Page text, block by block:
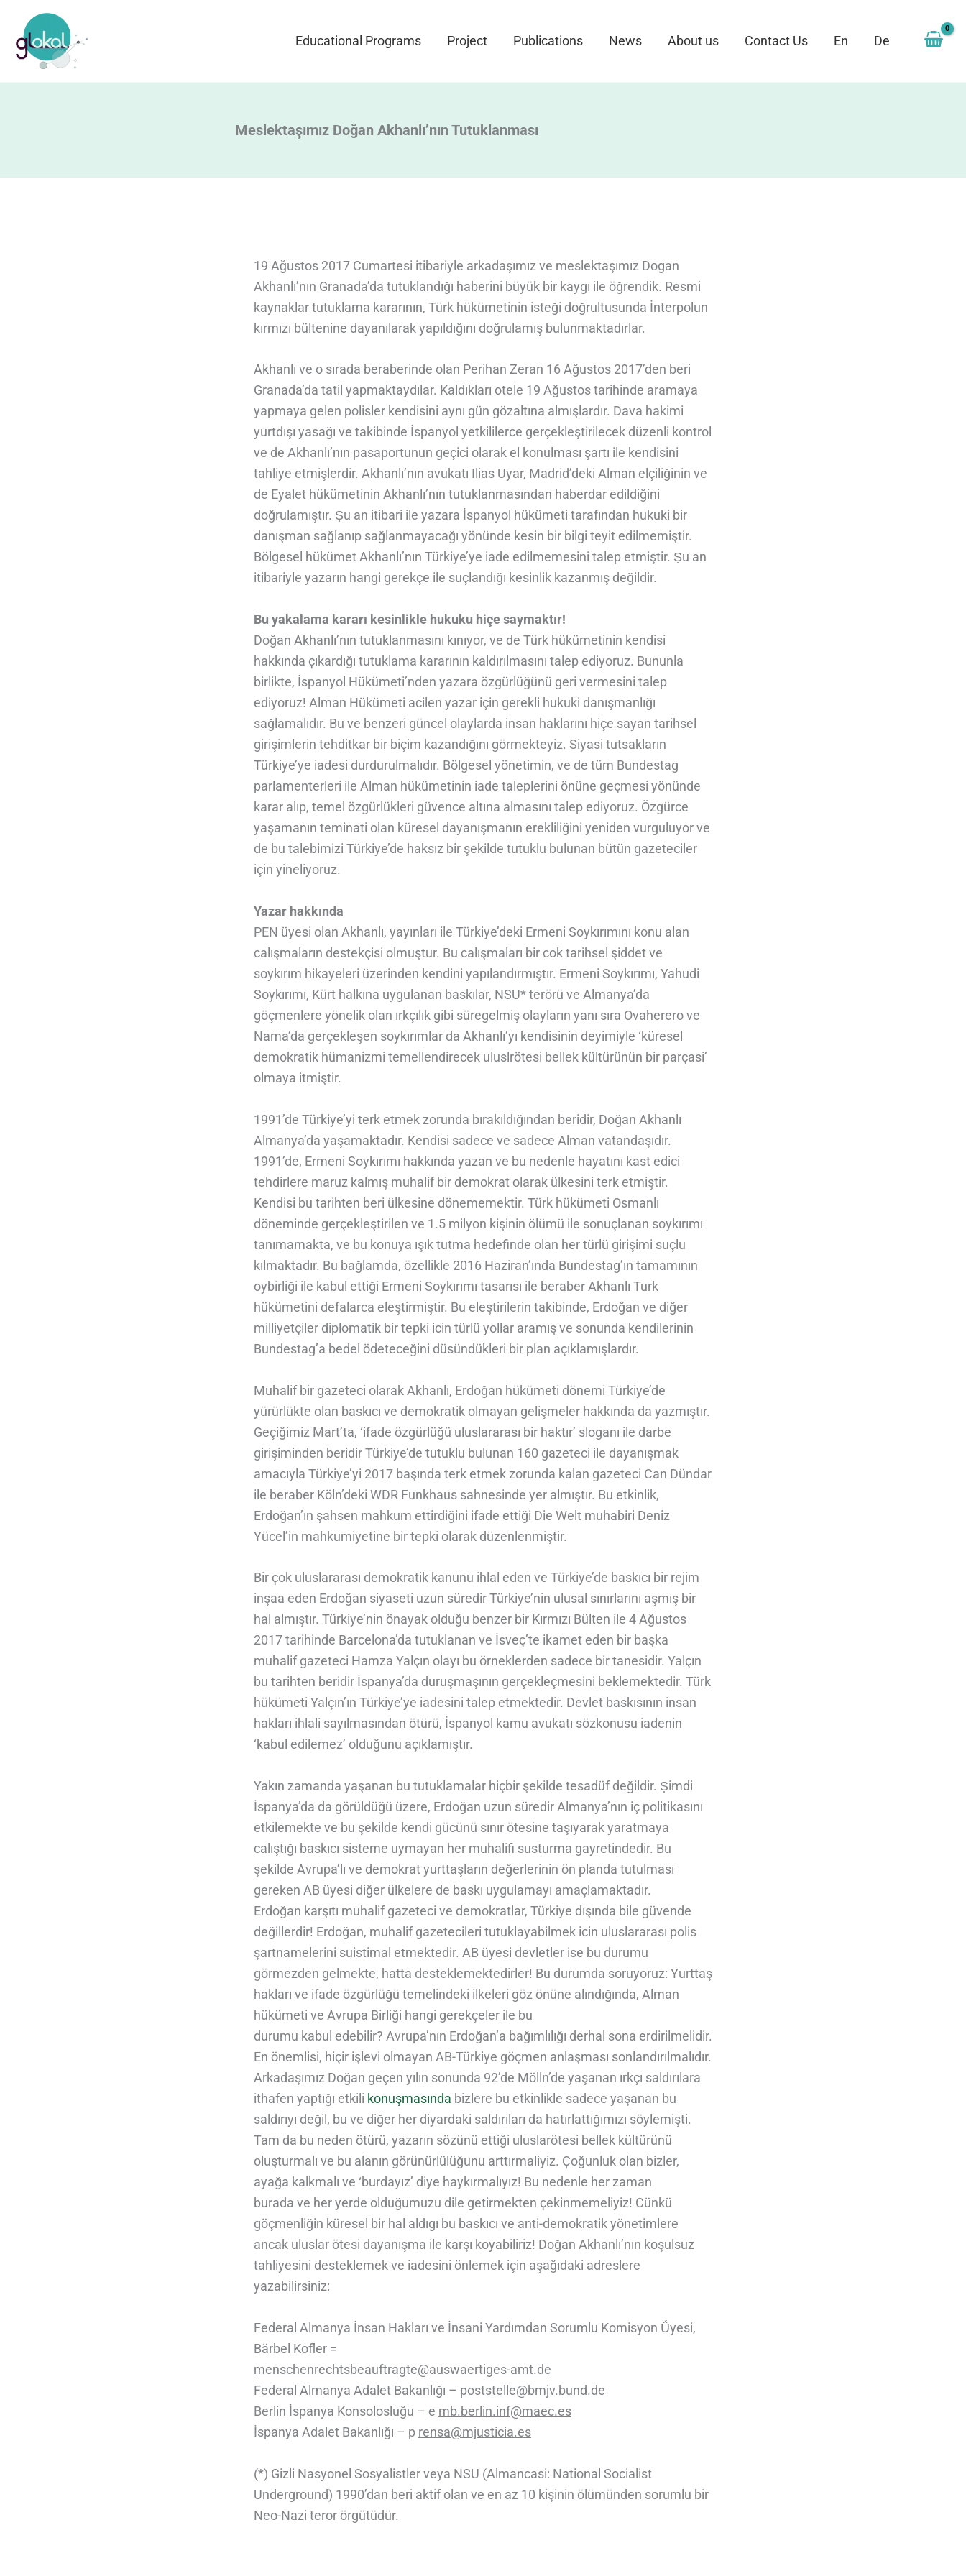
content
Educational Programs Project Publications News About us Contact Us En De
Meslektaşımız Doğan Akhanlı’nın Tutuklanması
19 Aǧustos 2017 Cumartesi itibariyle arkadaşımız ve meslektaşımız Dogan
Akhanlı’nın Granada’da tutuklandığı haberini büyük bir kaygı ile öğrendik. Resmi
kaynaklar tutuklama kararının, Türk hükümetinin isteği doğrultusunda İnterpolun
kırmızı bültenine dayanılarak yapıldığını doğrulamış bulunmaktadırlar.
Akhanlı ve o sırada beraberinde olan Perihan Zeran 16 Ağustos 2017’den beri
Granada’da tatil yapmaktaydılar. Kaldıkları otele 19 Ağustos tarihinde aramaya
yapmaya gelen polisler kendisini aynı gün gözaltına almışlardır. Dava hakimi
yurtdışı yasağı ve takibinde İspanyol yetkililerce gerçekleştirilecek düzenli kontrol
ve de Akhanlı’nın pasaportunun geçici olarak el konulması şartı ile kendisini
tahliye etmişlerdir. Akhanlı’nın avukatı Ilias Uyar, Madrid’deki Alman elçiliğinin ve
de Eyalet hükümetinin Akhanlı’nın tutuklanmasından haberdar edildiğini
doğrulamıştır. Ṣu an itibari ile yazara İspanyol hükümeti tarafından hukuki bir
danışman sağlanıp sağlanmayacağı yönünde kesin bir bilgi teyit edilmemiştir.
Bölgesel hükümet Akhanlı’nın Türkiye’ye iade edilmemesini talep etmiştir. Ṣu an
itibariyle yazarın hangi gerekçe ile suçlandığı kesinlik kazanmış değildir.
Bu yakalama kararı kesinlikle hukuku hiçe saymaktır!
Doğan Akhanlı’nın tutuklanmasını kınıyor, ve de Türk hükümetinin kendisi
hakkında ҫıkardığı tutuklama kararının kaldırılmasını talep ediyoruz. Bununla
birlikte, İspanyol Hükümeti’nden yazara özgürlüğünü geri vermesini talep
ediyoruz! Alman Hükümeti acilen yazar için gerekli hukuki danışmanlığı
sağlamalıdır. Bu ve benzeri güncel olaylarda insan haklarını hiçe sayan tarihsel
girişimlerin tehditkar bir biçim kazandığını görmekteyiz. Siyasi tutsakların
Türkiye’ye iadesi durdurulmalıdır. Bölgesel yönetimin, ve de tüm Bundestag
parlamenterleri ile Alman hükümetinin iade taleplerini önüne geçmesi yönünde
karar alıp, temel özgürlükleri güvence altına almasını talep ediyoruz. Özgürce
yaşamanın teminati olan küresel dayanışmanın erekliliğini yeniden vurguluyor ve
de bu talebimizi Türkiye’de haksız bir şekilde tutuklu bulunan bütün gazeteciler
için yineliyoruz.
Yazar hakkında
PEN üyesi olan Akhanlı, yayınları ile Türkiye’deki Ermeni Soykırımını konu alan
calışmaların destekçisi olmuştur. Bu calışmaları bir cok tarihsel şiddet ve
soykırım hikayeleri üzerinden kendini yapılandırmıştır. Ermeni Soykırımı, Yahudi
Soykırımı, Kürt halkına uygulanan baskılar, NSU* terörü ve Almanya’da
göçmenlere yönelik olan ırkçılık gibi süregelmiş olayların yanı sıra Ovaherero ve
Nama’da gerçekleşen soykırımlar da Akhanlı’yı kendisinin deyimiyle ‘küresel
demokratik hümanizmi temellendirecek uluslrötesi bellek kültürünün bir parçasi’
olmaya itmiştir.
1991’de Türkiye’yi terk etmek zorunda bırakıldığından beridir, Doğan Akhanlı
Almanya’da yaşamaktadır. Kendisi sadece ve sadece Alman vatandaşıdır.
1991’de, Ermeni Soykırımı hakkında yazan ve bu nedenle hayatını kast edici
tehdirlere maruz kalmış muhalif bir demokrat olarak ülkesini terk etmiştir.
Kendisi bu tarihten beri ülkesine dönememektir. Türk hükümeti Osmanlı
döneminde gerçekleştirilen ve 1.5 milyon kişinin ölümü ile sonuçlanan soykırımı
tanımamakta, ve bu konuya ışık tutma hedefinde olan her türlü girişimi suçlu
kılmaktadır. Bu bağlamda, özellikle 2016 Haziran’ında Bundestag’ın tamamının
oybirliği ile kabul ettiği Ermeni Soykırımı tasarısı ile beraber Akhanlı Turk
hükümetini defalarca eleştirmiştir. Bu eleştirilerin takibinde, Erdoğan ve diğer
milliyetçiler diplomatik bir tepki icin türlü yollar aramış ve sonunda kendilerinin
Bundestag’a bedel ödeteceğini düsündükleri bir plan açıklamışlardır.
Muhalif bir gazeteci olarak Akhanlı, Erdoğan hükümeti dönemi Türkiye’de
yürürlükte olan baskıcı ve demokratik olmayan gelişmeler hakkında da yazmıştır.
Geçiğimiz Mart’ta, ‘ifade özgürlüğü uluslararası bir haktır’ sloganı ile darbe
girişiminden beridir Türkiye’de tutuklu bulunan 160 gazeteci ile dayanışmak
amacıyla Türkiye’yi 2017 başında terk etmek zorunda kalan gazeteci Can Dündar
ile beraber Köln’deki WDR Funkhaus sahnesinde yer almıştır. Bu etkinlik,
Erdoğan’ın şahsen mahkum ettirdiğini ifade ettiği Die Welt muhabiri Deniz
Yücel’in mahkumiyetine bir tepki olarak düzenlenmiştir.
Bir ҫok uluslararası demokratik kanunu ihlal eden ve Türkiye’de baskıcı bir rejim
inşaa eden Erdoğan siyaseti uzun süredir Türkiye’nin ulusal sınırlarını aşmış bir
hal almıştır. Türkiye’nin önayak olduğu benzer bir Kırmızı Bülten ile 4 Ağustos
2017 tarihinde Barcelona’da tutuklanan ve İsveç’te ikamet eden bir başka
muhalif gazeteci Hamza Yalçın olayı bu örneklerden sadece bir tanesidir. Yalçın
bu tarihten beridir İspanya’da duruşmaşının gerçekleçmesini beklemektedir. Türk
hükümeti Yalçın’ın Türkiye’ye iadesini talep etmektedir. Devlet baskısının insan
hakları ihlali sayılmasından ötürü, İspanyol kamu avukatı sözkonusu iadenin
‘kabul edilemez’ olduğunu açıklamıştır.
Yakın zamanda yaşanan bu tutuklamalar hiçbir şekilde tesadüf değildir. Ṣimdi
İspanya’da da görüldüğü üzere, Erdoğan uzun süredir Almanya’nın iç politikasını
etkilemekte ve bu şekilde kendi gücünü sınır ötesine taşıyarak yaratmaya
calıştığı baskıcı sisteme uymayan her muhalifi susturma gayretindedir. Bu
şekilde Avrupa’lı ve demokrat yurttaşların değerlerinin ön planda tutulması
gereken AB üyesi diğer ülkelere de baskı uygulamayı amaçlamaktadır.
Erdoğan karşıtı muhalif gazeteci ve demokratlar, Türkiye dışında bile güvende
değillerdir! Erdoğan, muhalif gazetecileri tutuklayabilmek icin uluslararası polis
şartnamelerini suistimal etmektedir. AB üyesi devletler ise bu durumu
görmezden gelmekte, hatta desteklemektedirler! Bu durumda soruyoruz: Yurttaş
hakları ve ifade özgürlüğü temelindeki ilkeleri göz önüne alındığında, Alman
hükümeti ve Avrupa Birliği hangi gerekçeler ile bu
durumu kabul edebilir? Avrupa’nın Erdoğan’a bağımlılığı derhal sona erdirilmelidir.
En önemlisi, hiçir işlevi olmayan AB-Türkiye göçmen anlaşması sonlandırılmalıdır.
Arkadaşımız Doğan geçen yılın sonunda 92’de Mölln’de yaşanan ırkçı saldırılara
ithafen yaptığı etkili konuşmasında bizlere bu etkinlikle sadece yaşanan bu
saldırıyı değil, bu ve diğer her diyardaki saldırıları da hatırlattığımızı söylemişti.
Tam da bu neden ötürü, yazarın sözünü ettiği uluslarötesi bellek kültürünü
oluşturmalı ve bu alanın görünürlülüğunu arttırmaliyiz. Ҫoğunluk olan bizler,
ayağa kalkmalı ve ‘burdayız’ diye haykırmalıyız! Bu nedenle her zaman
burada ve her yerde olduğumuzu dile getirmekten ҫekinmemeliyiz! Cünkü
göçmenliğin küresel bir hal aldıgı bu baskıcı ve anti-demokratik yönetimlere
ancak uluslar ötesi dayanışma ile karşı koyabiliriz! Doğan Akhanlı’nın koşulsuz
tahliyesini desteklemek ve iadesini önlemek için aşağıdaki adreslere
yazabilirsiniz:
Federal Almanya İnsan Hakları ve İnsani Yardımdan Sorumlu Komisyon Ǘyesi,
Bärbel Kofler =
menschenrechtsbeauftragte@auswaertiges-amt.de
Federal Almanya Adalet Bakanlığı – poststelle@bmjv.bund.de
Berlin İspanya Konsolosluğu – e mb.berlin.inf@maec.es
İspanya Adalet Bakanlığı – p rensa@mjusticia.es
(*) Gizli Nasyonel Sosyalistler veya NSU (Almancasi: National Socialist
Underground) 1990’dan beri aktif olan ve en az 10 kişinin ölümünden sorumlu bir
Neo-Nazi teror örgütüdür.